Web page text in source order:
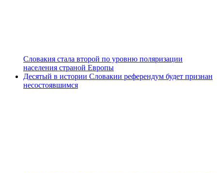
Словакия стала второй по уровню поляризации
населения страной Европы
Десятый в истории Словакии референдум будет признан
несостоявшимся